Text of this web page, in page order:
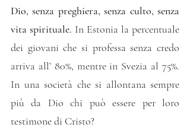
Dio, senza preghiera, senza culto, senza
vita spirituale. In Estonia la percentuale
dei giovani che si professa senza credo
arriva all’ 80%, mentre in Svezia al 75%.
In una società che si allontana sempre
più da Dio chi può essere per loro
testimone di Cristo?